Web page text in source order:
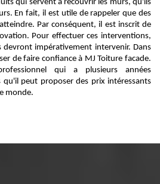
qui servent à recouvrir les murs, qu'ils
En fait, il est utile de rappeler que des
Par conséquent, il est inscrit de
Pour effectuer ces interventions,
devront impérativement intervenir. Dans
de faire confiance à MJ Toiture facade.
qui a plusieurs années
qu'il peut proposer des prix intéressants
monde.